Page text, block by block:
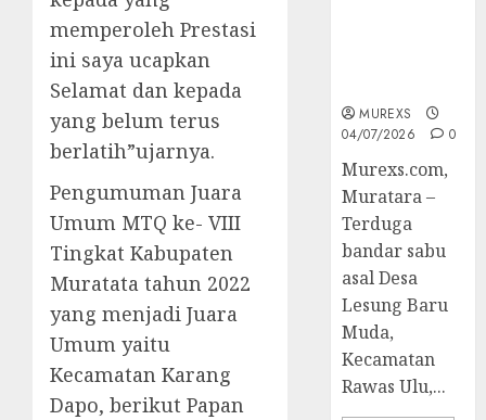
memperoleh Prestasi
ini saya ucapkan
Selamat dan kepada
yang belum terus
berlatih”ujarnya.
Pengumuman Juara
Umum MTQ ke- VIII
Tingkat Kabupaten
Muratata tahun 2022
yang menjadi Juara
Umum yaitu
Kecamatan Karang
Dapo, berikut Papan
MUREXS
04/07/2026
0
Murexs.com,
Muratara –
Terduga
bandar sabu
asal Desa
Lesung Baru
Muda,
Kecamatan
Rawas Ulu,...